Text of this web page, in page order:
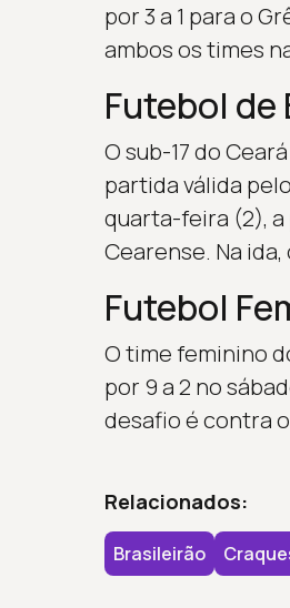
por 3 a 1 para o
ambos os times
Futebol de
O sub-17 do
partida válida
quarta-feira (2), a
Cearense. Na
Futebol
O time feminino
por 9 a 2 no
desafio é contra
Relacionados:
Brasileirão